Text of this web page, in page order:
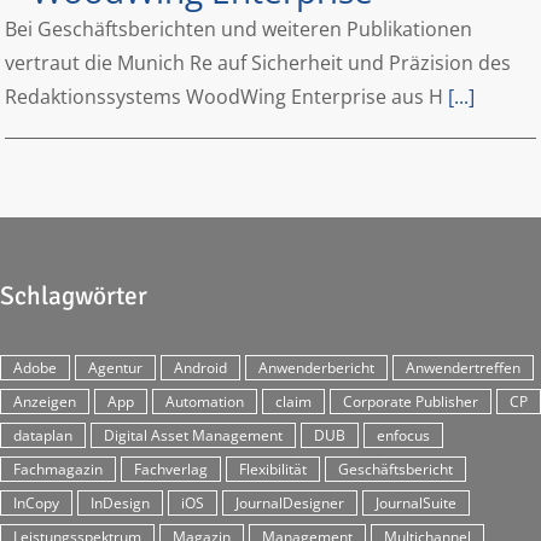
Bei Geschäftsberichten und weiteren Publikationen
vertraut die Munich Re auf Sicherheit und Präzision des
Redaktionssystems WoodWing Enterprise aus H [...]
Schlagwörter
Adobe Agentur Android Anwenderbericht
Anwendertreffen
Anzeigen
App Automation claim Corporate Publisher
CP
dataplan
Digital Asset Management DUB
enfocus
Fachmagazin
Fachverlag Flexibilität
Geschäftsbericht
InCopy
InDesign iOS JournalDesigner
JournalSuite